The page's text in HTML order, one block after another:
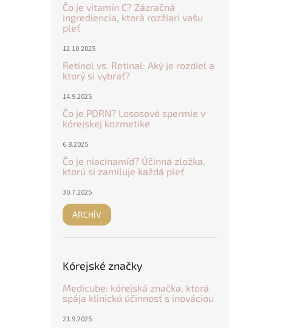
Čo je vitamín C? Zázračná
ingrediencia, ktorá rozžiari vašu
pleť
12.10.2025
Retinol vs. Retinal: Aký je rozdiel a
ktorý si vybrať?
14.9.2025
Čo je PDRN? Lososové spermie v
kórejskej kozmetike
6.8.2025
Čo je niacinamíd? Účinná zložka,
ktorú si zamiluje každá pleť
30.7.2025
ARCHÍV
Kórejské značky
Medicube: kórejská značka, ktorá
spája klinickú účinnosť s inováciou
21.9.2025